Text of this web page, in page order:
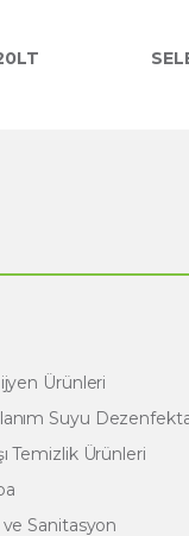
Ürünleri
Suyu
Temizlik Ürünleri
ve Sanitasyon